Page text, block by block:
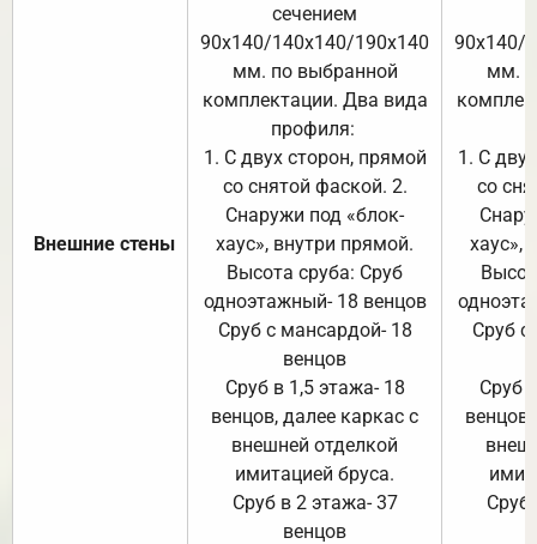
Внешние стены
сечением
90х140/140х140/190х140
мм. по выбранной
комплектации. Два вида
профиля:
1. С двух сторон, прямой
со снятой фаской. 2.
Снаружи под «блок-
хаус», внутри прямой.
Высота сруба: Сруб
одноэтажный- 18 венцов
Сруб с мансардой- 18
венцов
Сруб в 1,5 этажа- 18
венцов, далее каркас с
внешней отделкой
имитацией бруса.
Сруб в 2 этажа- 37
венцов
90х140/
мм.
1. С
со
хаус»,
Сруб с
Сруб
Сруб